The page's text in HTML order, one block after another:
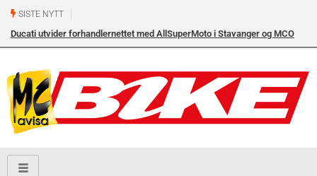
SISTE NYTT
Ducati utvider forhandlernettet med AllSuperMoto i Stavanger og MCO